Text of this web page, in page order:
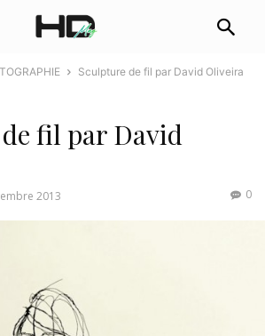
Sculpture de fil par David Oliveira
fil par David
2013 0